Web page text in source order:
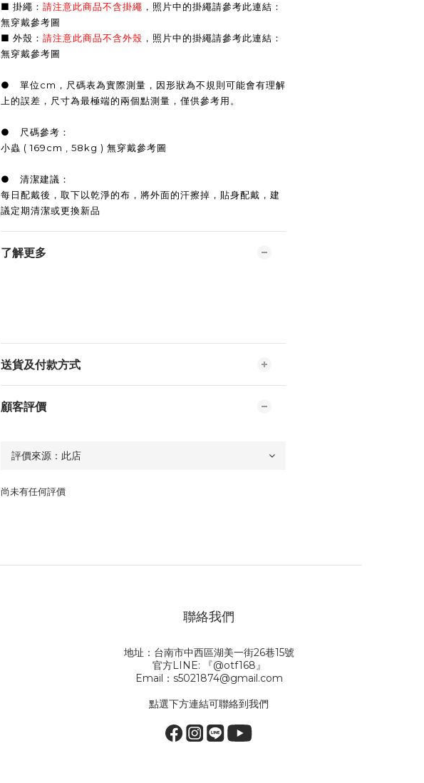
■ 掛繩： 請注意此商品不含掛繩 ， 照片中的掛繩請參考此連結：
無穿戴參考圖
■ 外殼： 請注意此商品不含外殼 ， 照片中的掛繩請參考此連結：
無穿戴參考圖
● 單位cm，尺碼表為實際測量，因形狀為不規則可能會有理解
上的誤差，尺寸為最極端的兩個點測量，僅供參考用。
● 尺碼參考：
小蟲 ( 169cm , 58kg ) 無穿戴參考圖
● 清潔建議：
每日配戴後，取下以乾淨的布，將外面的汗擦掉，貼身配戴，建
議定期清潔或更換新品
了解更多
送貨及付款方式
顧客評價
尚未有任何評價
聯絡我們
地址：台南市中西區湖美一街26巷15號
官方LINE: 『@otf168』
Email：s5021874@gmail.com
點選下方連結可聯絡到我們